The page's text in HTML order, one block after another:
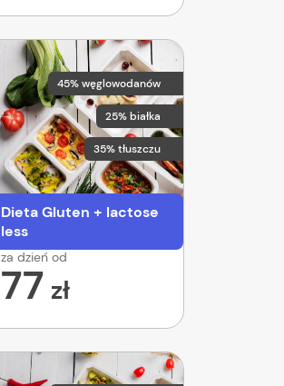
45% węglowodanów
25% białka
35% tłuszczu
Dieta Gluten + lactose
less
za dzień od
77 zł